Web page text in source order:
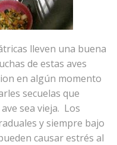
lleven una buena
de estas aves
en algún momento
secuelas que
sea vieja. Los
y siempre bajo
causar estrés al